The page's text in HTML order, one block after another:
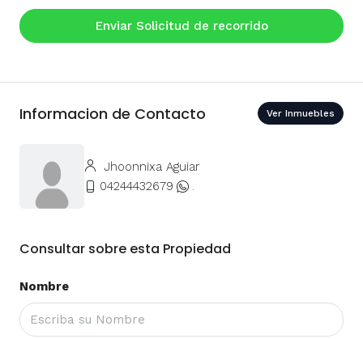
Enviar Solicitud de recorrido
Informacion de Contacto Ver Inmuebles
Jhoonnixa Aguiar
04244432679
.
Consultar sobre esta Propiedad
Nombre